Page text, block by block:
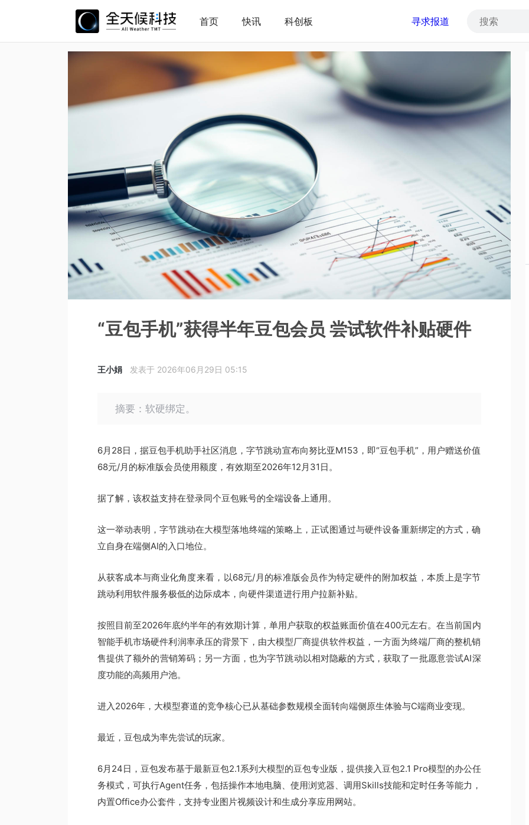
首页 快讯 科创板 寻求报道
“豆包手机”获得半年豆包会员 尝试软件补贴硬件
王小娟 发表于 2026年06月29日 05:15
摘要：软硬绑定。
6月28日，据豆包手机助手社区消息，字节跳动宣布向努比亚M153，即“豆包手机”，用户赠送价值
68元/月的标准版会员使用额度，有效期至2026年12月31日。
据了解，该权益支持在登录同个豆包账号的全端设备上通用。
这一举动表明，字节跳动在大模型落地终端的策略上，正试图通过与硬件设备重新绑定的方式，确
立自身在端侧AI的入口地位。
从获客成本与商业化角度来看，以68元/月的标准版会员作为特定硬件的附加权益，本质上是字节
跳动利用软件服务极低的边际成本，向硬件渠道进行用户拉新补贴。
按照目前至2026年底约半年的有效期计算，单用户获取的权益账面价值在400元左右。在当前国内
智能手机市场硬件利润率承压的背景下，由大模型厂商提供软件权益，一方面为终端厂商的整机销
售提供了额外的营销筹码；另一方面，也为字节跳动以相对隐蔽的方式，获取了一批愿意尝试AI深
度功能的高频用户池。
进入2026年，大模型赛道的竞争核心已从基础参数规模全面转向端侧原生体验与C端商业变现。
最近，豆包成为率先尝试的玩家。
6月24日，豆包发布基于最新豆包2.1系列大模型的豆包专业版，提供接入豆包2.1 Pro模型的办公任
务模式，可执行Agent任务，包括操作本地电脑、使用浏览器、调用Skills技能和定时任务等能力，
内置Office办公套件，支持专业图片视频设计和生成分享应用网站。